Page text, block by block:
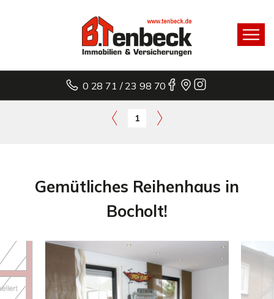
0 28 71 / 23 98 70
1
Gemütliches Reihenhaus in
Bocholt!